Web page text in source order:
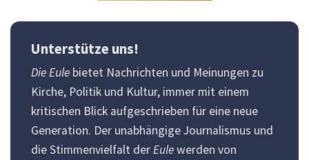
Unterstütze uns!
Die Eule bietet Nachrichten und Meinungen zu
Kirche, Politik und Kultur, immer mit einem
kritischen Blick aufgeschrieben für eine neue
Generation. Der unabhängige Journalismus und
die Stimmenvielfalt derEulewerden von